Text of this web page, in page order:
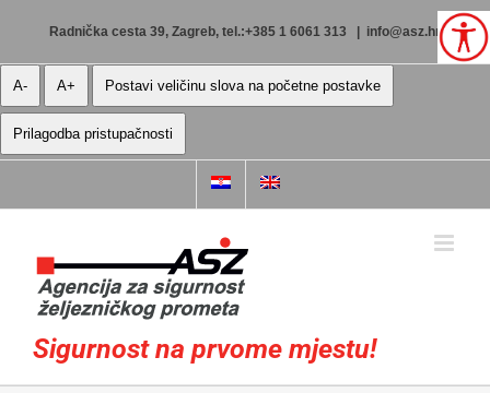
Radnička cesta 39, Zagreb, tel.:+385 1 6061 313 info@asz.hr
A- A+ Postavi veličinu slova na početne postavke
Prilagodba pristupačnosti
Sigurnost na prvome mjestu!